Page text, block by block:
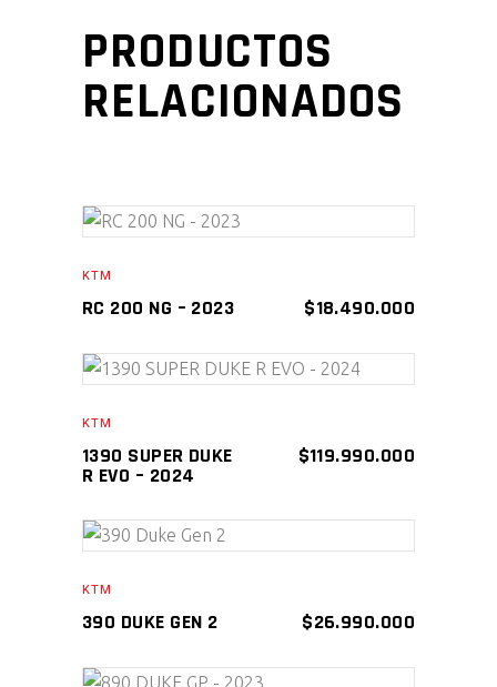
PRODUCTOS
RELACIONADOS
KTM
RC 200 NG – 2023 $18.490.000
KTM
1390 SUPER DUKE
R EVO – 2024
$119.990.000
KTM
390 DUKE GEN 2 $26.990.000